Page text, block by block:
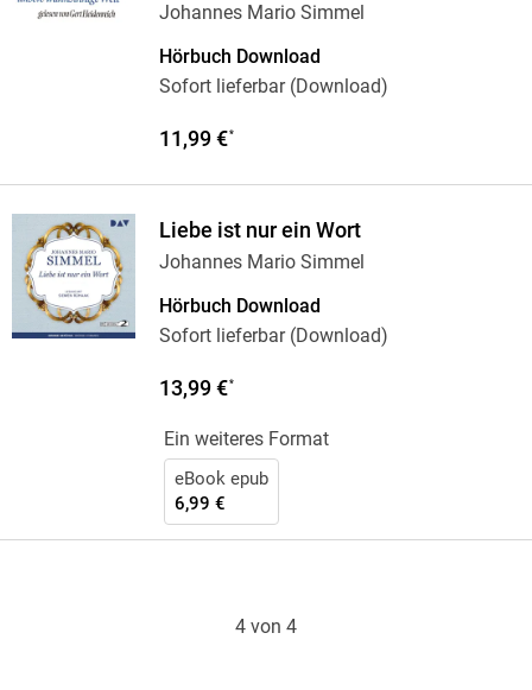
Johannes Mario Simmel
Hörbuch Download
Sofort lieferbar (Download)
11,99 €*
Liebe ist nur ein Wort
Johannes Mario Simmel
Hörbuch Download
Sofort lieferbar (Download)
13,99 €*
Ein weiteres Format
eBook epub
6,99 €
4 von 4